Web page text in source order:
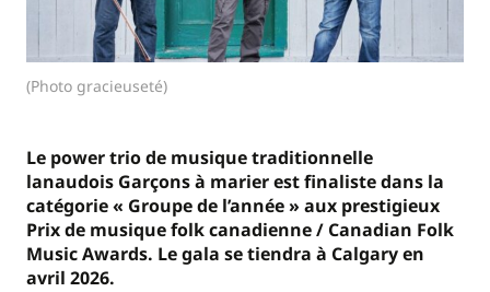
(Photo gracieuseté)
Le power trio de musique traditionnelle
lanaudois Garçons à marier est finaliste dans la
catégorie « Groupe de l’année » aux prestigieux
Prix de musique folk canadienne / Canadian Folk
Music Awards. Le gala se tiendra à Calgary en
avril 2026.